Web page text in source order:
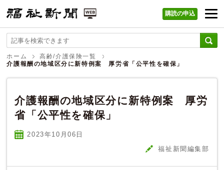
福祉新聞 WEB
購読の申込
ホーム
高齢/介護保険一覧
介護報酬の地域区分に新特例案 厚労省「公平性を確保」
介護報酬の地域区分に新特例案 厚労
省「公平性を確保」
2023年10 月06 日
福祉新聞編集部